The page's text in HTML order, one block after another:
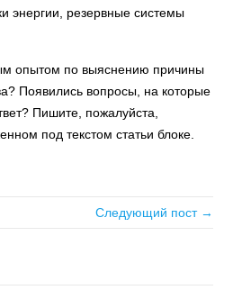
энергии, резервные системы
опытом по выяснению причины
Появились вопросы, на которые
Пишите, пожалуйста,
под текстом статьи блоке.
Следующий пост →